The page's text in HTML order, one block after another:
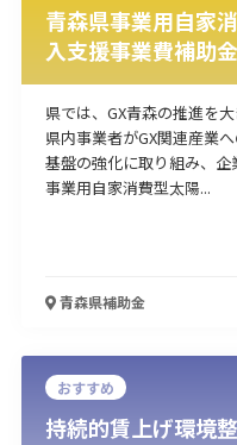
受付中のみ
青森県事業用自家
入支援事業費補助金
県では、GX青森の推進を
県内事業者がGX関連産業
基盤の強化に取り組み、企
事業用自家消費型太陽...
青森県補助金
おすすめ
持続的賃上げ環境